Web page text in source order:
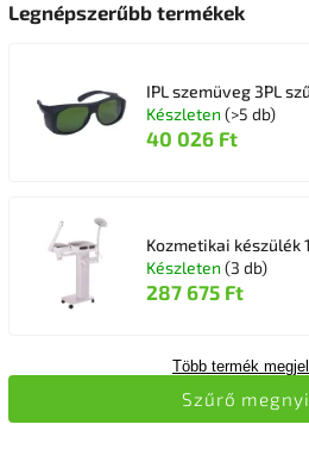
Legnépszerűbb termékek
IPL szemüveg 3PL
Készleten (>5 db)
40 026 Ft
Kozmetikai készülék
Készleten (3 db)
287 675 Ft
Több termék
Szűrő